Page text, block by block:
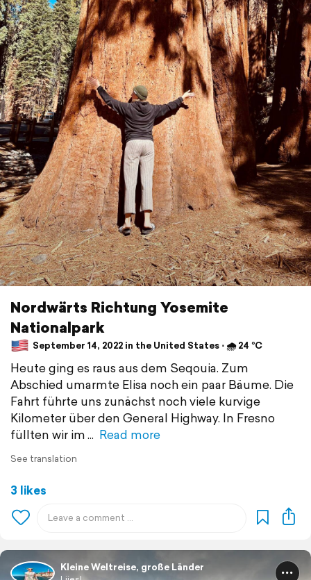
Nordwärts Richtung Yosemite
Nationalpark
September 14, 2022 in the United States ⋅ 🌧 24 °C
Heute ging es raus aus dem Seqouia. Zum
Abschied umarmte Elisa noch ein paar Bäume. Die
Fahrt führte uns zunächst noch viele kurvige
Kilometer über den General Highway. In Fresno
füllten wir im
Read more
See translation
3 likes
Kleine Weltreise, große Länder